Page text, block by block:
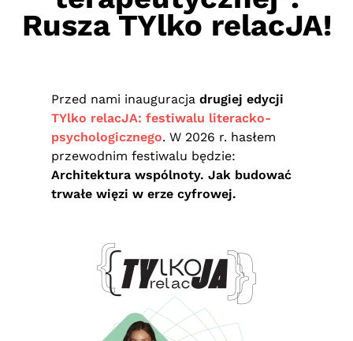
Rusza TYlko relacJA!
Przed nami inauguracja drugiej edycji
TYlko relacJA: festiwalu literacko-
psychologicznego. W 2026 r. hasłem
przewodnim festiwalu będzie:
Architektura wspólnoty. Jak budować
trwałe więzi w erze cyfrowej.